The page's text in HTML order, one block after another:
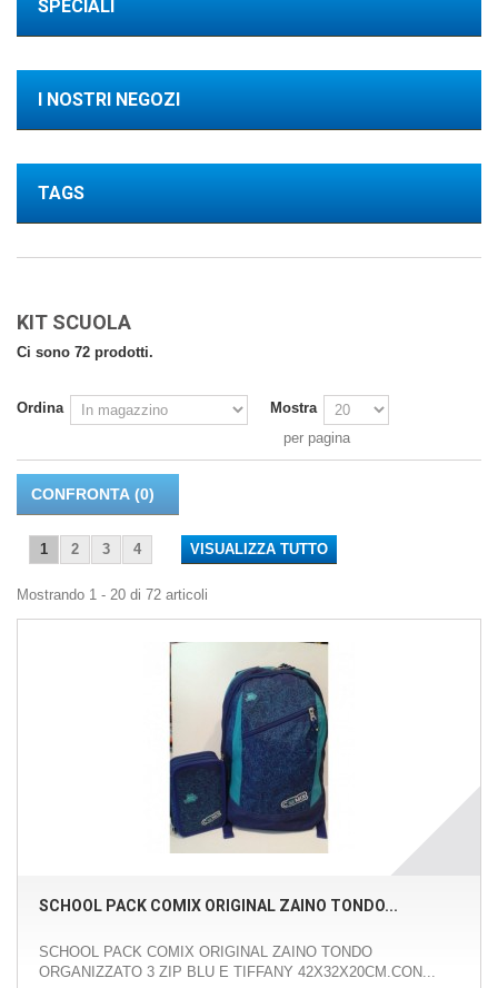
SPECIALI
I NOSTRI NEGOZI
TAGS
KIT SCUOLA
Ci sono 72 prodotti.
Ordina
Mostra
per pagina
CONFRONTA (0)
VISUALIZZA TUTTO
1 2 3 4
Mostrando 1 - 20 di 72 articoli
SCHOOL PACK COMIX ORIGINAL ZAINO TONDO...
SCHOOL PACK COMIX ORIGINAL ZAINO TONDO
ORGANIZZATO 3 ZIP BLU E TIFFANY 42X32X20CM.CON...